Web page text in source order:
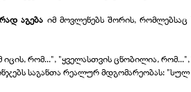
აგება იმ მოვლენებს შორის,
იცის, რომ...", "ყველასთვის ცნობილია,
საგანთა რეალურ მდგომარეობას: